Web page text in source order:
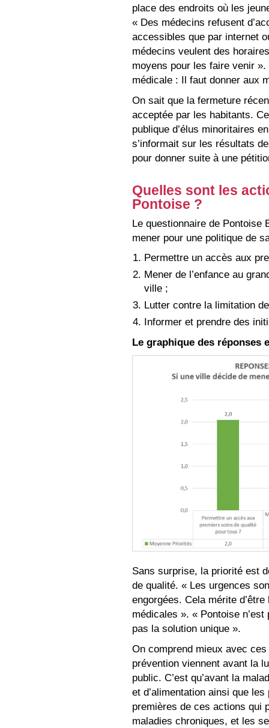
place des endroits où les
« Des médecins refusent
accessibles que par internet
médecins veulent des
moyens pour les faire venir
médicale : Il faut donner aux
On sait que la fermeture
acceptée par les habitants.
publique d’élus minoritaires
s’informait sur les résultats
pour donner suite à une
Quelles sont les
Pontoise ?
Le questionnaire de Pontoise
mener pour une politique de
Permettre un accès aux
Mener de l’enfance au
ville ;
Lutter contre la limitation
Informer et prendre des
Le graphique des
Sans surprise, la priorité est
de qualité. « Les urgences
engorgées. Cela mérite
médicales ». « Pontoise
pas la solution unique ».
On comprend mieux avec
prévention viennent avant la
public. C’est qu’avant la
et d’alimentation ainsi que
premières de ces actions qui
maladies chroniques, et les